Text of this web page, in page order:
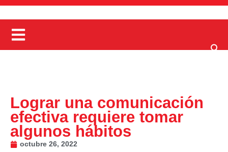
Lograr una comunicación
efectiva requiere tomar
algunos hábitos
octubre 26, 2022